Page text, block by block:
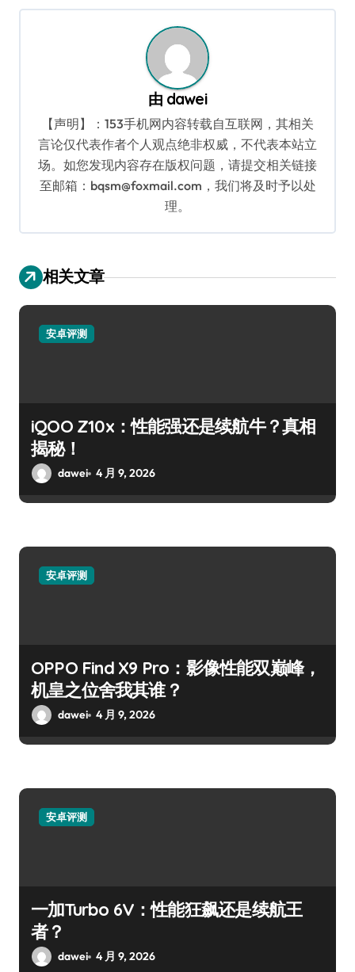
航
由 dawei
【声明】：153手机网内容转载自互联网，其相关
言论仅代表作者个人观点绝非权威，不代表本站立
场。如您发现内容存在版权问题，请提交相关链接
至邮箱：bqsm@foxmail.com，我们将及时予以处
理。
相关文章
安卓评测
iQOO Z10x：性能强还是续航牛？真相
揭秘！
dawei 4 月 9, 2026
安卓评测
OPPO Find X9 Pro：影像性能双巅峰，
机皇之位舍我其谁？
dawei 4 月 9, 2026
安卓评测
一加Turbo 6V：性能狂飙还是续航王
者？
dawei 4 月 9, 2026